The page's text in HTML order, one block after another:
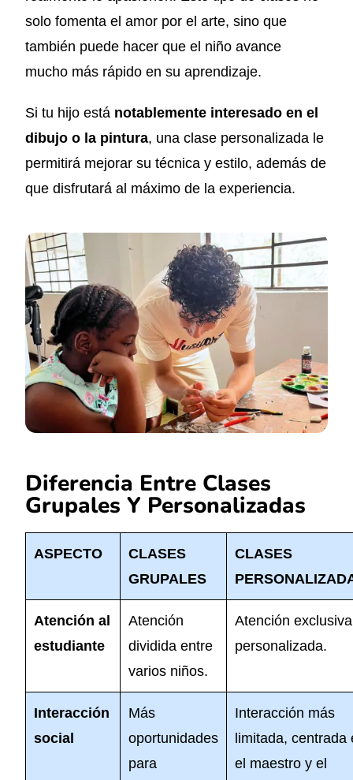
solo fomenta el amor por el arte, sino que
también puede hacer que el niño avance
mucho más rápido en su aprendizaje.
Si tu hijo está notablemente interesado en el
dibujo o la pintura, una clase personalizada le
permitirá mejorar su técnica y estilo, además de
que disfrutará al máximo de la experiencia.
Diferencia Entre Clases
Grupales Y Personalizadas
ASPECTO
CLASES
GRUPALES
CLASES
Atención al
estudiante
Atención
dividida entre
varios niños.
Atención
personalizada.
Interacción
social
Más
oportunidades
para
Interacción más
limitada, centrada
el maestro y el